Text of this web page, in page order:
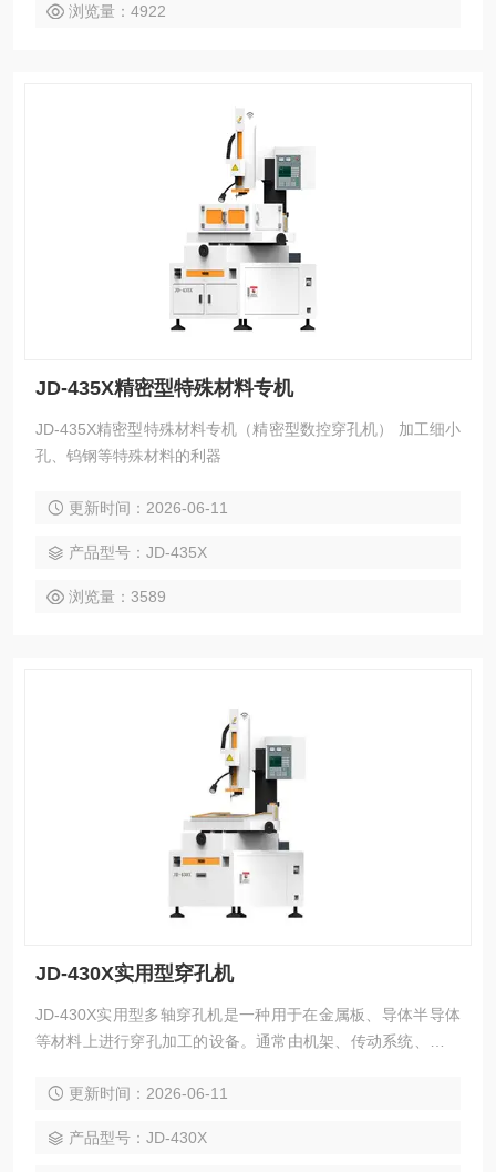
浏览量：4922
JD-435X精密型特殊材料专机
JD-435X精密型特殊材料专机（精密型数控穿孔机） 加工细小
孔、钨钢等特殊材料的利器
更新时间：2026-06-11
产品型号：JD-435X
浏览量：3589
JD-430X实用型穿孔机
JD-430X实用型多轴穿孔机是一种用于在金属板、导体半导体
等材料上进行穿孔加工的设备。通常由机架、传动系统、多个
更新时间：2026-06-11
产品型号：JD-430X